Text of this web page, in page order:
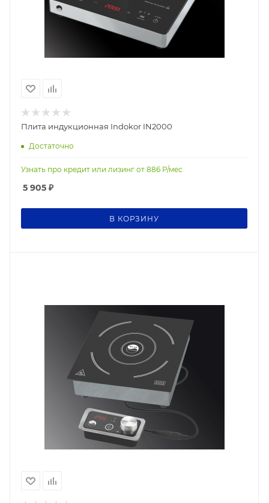
Плита индукционная Indokor IN2000
Достаточно
Узнать про кредит или лизинг от 886 Р/мес
5 905 ₽
В КОРЗИНУ